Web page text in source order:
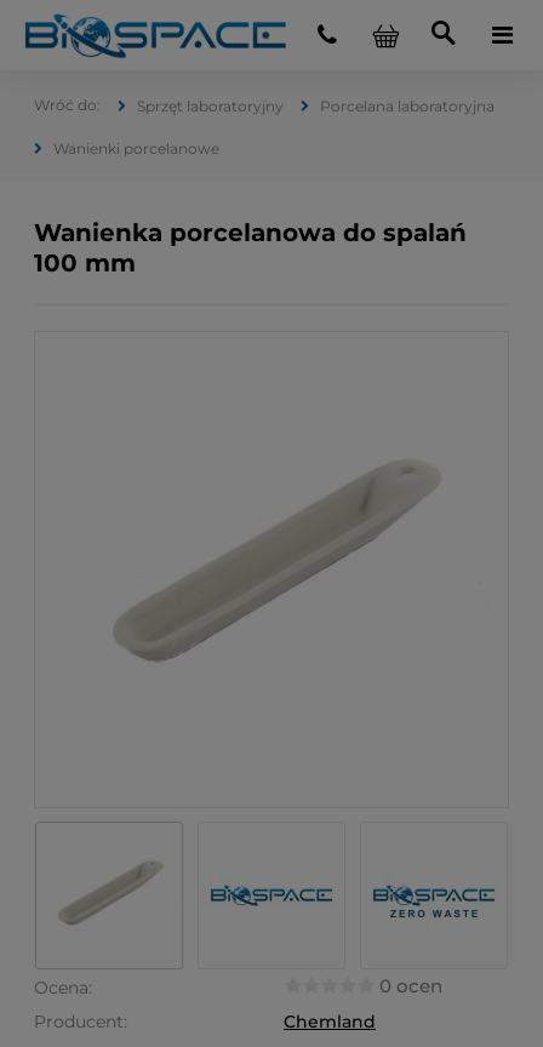
Sprzęt laboratoryjny Porcelana laboratoryjna
Wanienki porcelanowe
Wanienka porcelanowa do spalań
100 mm
Ocena: 0 ocen
Producent:
Chemland